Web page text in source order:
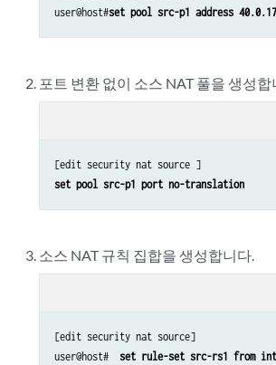
user@host#set pool src-p1 address
포트 변환 없이 소스 NAT 풀을 생성합
set pool src-p1 port no-translation
소스 NAT 규칙 집합을 생성합니다.
[edit security nat source]
user@host# set rule-set src-rs1 from